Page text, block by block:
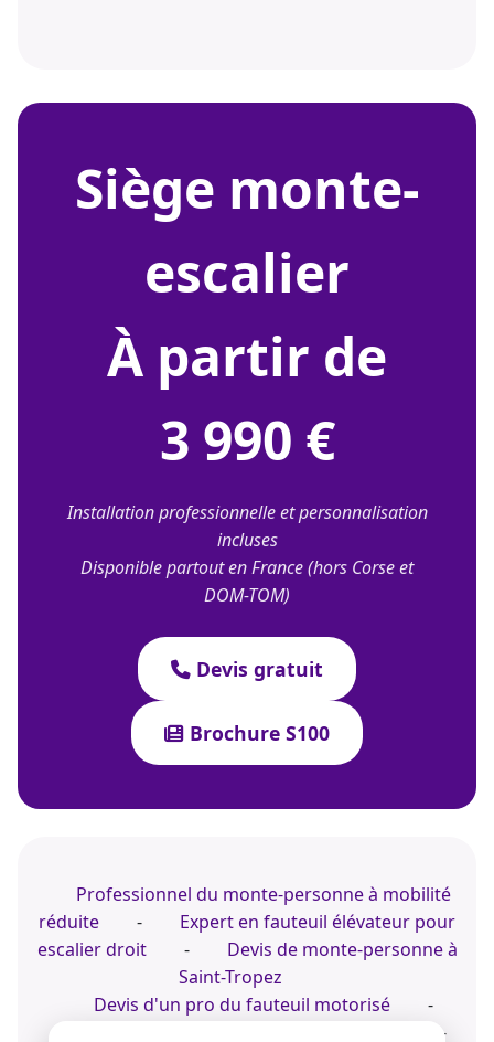
siège monte-
escalier
À partir de
3 990 €
Installation professionnelle et personnalisation
incluses
Disponible partout en France (hors Corse et
DOM-TOM)
Devis gratuit
Brochure S100
Professionnel du monte-personne à mobilité
réduite
-
Expert en fauteuil élévateur pour
escalier droit
-
Devis de monte-personne à
Saint-Tropez
Devis d'un pro du fauteuil motorisé
-
-